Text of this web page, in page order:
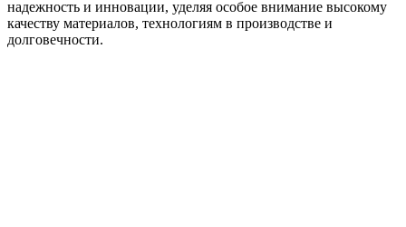
надежность и инновации, уделяя особое внимание высокому
качеству материалов, технологиям в производстве и
долговечности.